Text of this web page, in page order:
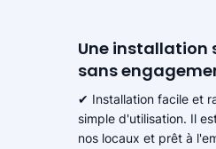
Une installation
sans
✔ Installation facile et
simple d'utilisation. Il
nos locaux et prêt à